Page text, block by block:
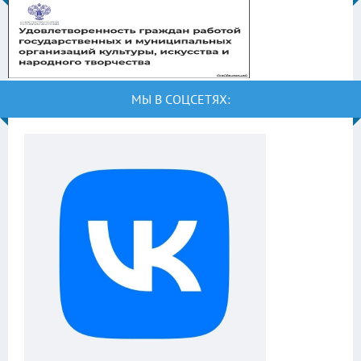
МЫ В СОЦСЕТЯХ: